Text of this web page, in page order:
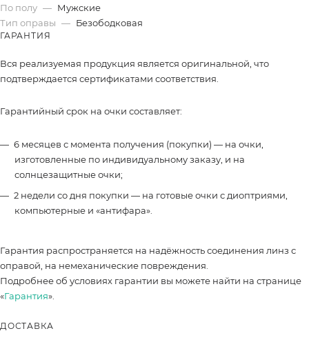
По полу — Мужские
Тип оправы — Безободковая
ГАРАНТИЯ
Вся реализуемая продукция является оригинальной, что
подтверждается сертификатами соответствия.
Гарантийный срок на очки составляет:
6 месяцев с момента получения (покупки) — на очки,
изготовленные по индивидуальному заказу, и на
солнцезащитные очки;
2 недели со дня покупки — на готовые очки с диоптриями,
компьютерные и «антифара».
Гарантия распространяется на надёжность соединения линз с
оправой, на немеханические повреждения.
Подробнее об условиях гарантии вы можете найти на странице
«Гарантия».
ДОСТАВКА